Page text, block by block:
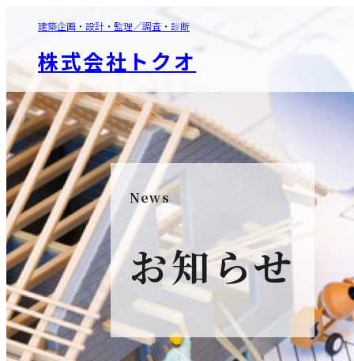
建築企画・設計・監理／調査・診断
株式会社トクオ
News
お知らせ